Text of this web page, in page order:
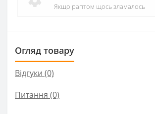
Якщо раптом щось зламалось
Огляд товару
Відгуки (0)
Питання (0)